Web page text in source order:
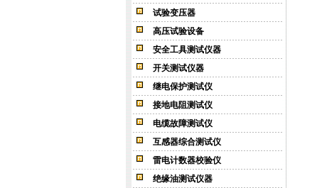
试验变压器
高压试验设备
安全工具测试仪器
开关测试仪器
继电保护测试仪
接地电阻测试仪
电缆故障测试仪
互感器综合测试仪
雷电计数器校验仪
绝缘油测试仪器